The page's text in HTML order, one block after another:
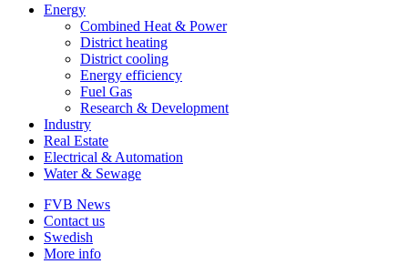
Energy
Combined Heat & Power
District heating
District cooling
Energy efficiency
Fuel Gas
Research & Development
Industry
Real Estate
Electrical & Automation
Water & Sewage
FVB News
Contact us
Swedish
More info